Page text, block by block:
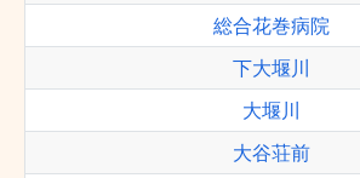
総合花巻病院
下大堰川
大堰川
大谷荘前